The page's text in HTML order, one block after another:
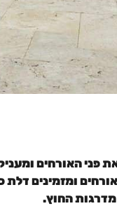
פני האורחים
ומזמינים דלת
החוץ.